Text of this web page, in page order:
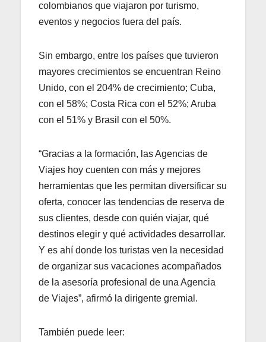
colombianos que viajaron por turismo,
eventos y negocios fuera del país.
Sin embargo, entre los países que tuvieron
mayores crecimientos se encuentran Reino
Unido, con el 204% de crecimiento; Cuba,
con el 58%; Costa Rica con el 52%; Aruba
con el 51% y Brasil con el 50%.
“Gracias a la formación, las Agencias de
Viajes hoy cuenten con más y mejores
herramientas que les permitan diversificar su
oferta, conocer las tendencias de reserva de
sus clientes, desde con quién viajar, qué
destinos elegir y qué actividades desarrollar.
Y es ahí donde los turistas ven la necesidad
de organizar sus vacaciones acompañados
de la asesoría profesional de una Agencia
de Viajes”, afirmó la dirigente gremial.
También puede leer: